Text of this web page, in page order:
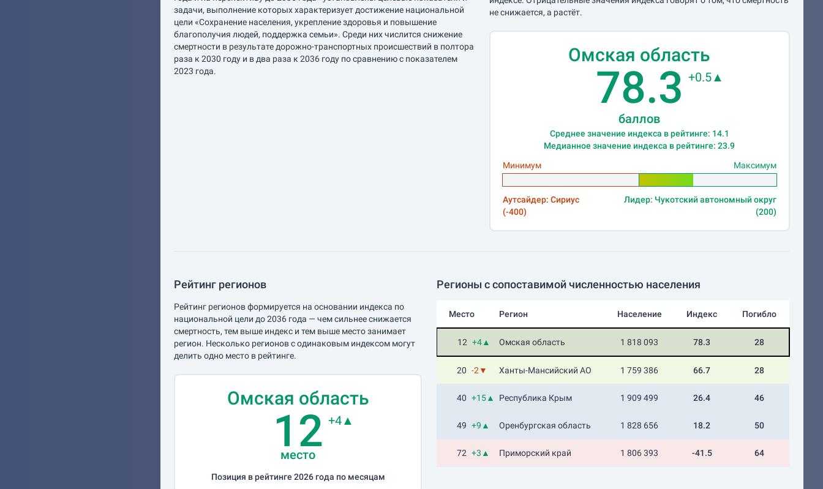
задачи, выполнение которых характеризует достижение национальной
цели «Сохранение населения, укрепление здоровья и повышение
благополучия людей, поддержка семьи». Среди них числится снижение
смертности в результате дорожно-транспортных происшествий в полтора
раза к 2030 году и в два раза к 2036 году по сравнению с показателем
2023 года.
не снижается, а растёт.
Омская область
78.3
баллов
+0.5▲
Среднее значение индекса в рейтинге: 14.1
Медианное значение индекса в рейтинге: 23.9
Минимум
Максимум
Аутсайдер: Сириус
(-400)
Лидер: Чукотский автономный округ
(200)
Рейтинг регионов
Рейтинг регионов формируется на основании индекса по
национальной цели до 2036 года — чем сильнее снижается
смертность, тем выше индекс и тем выше место занимает
регион. Несколько регионов с одинаковым индексом могут
делить одно место в рейтинге.
Омская область
12
место
+4▲
Позиция в рейтинге 2026 года по месяцам
Регионы с сопоставимой численностью населения
Место Регион Население Индекс Погибло
12 +4▲ Омская область 1 818 093 78.3 28
20 -2▼ Ханты-Мансийский АО 1 759 386 66.7 28
40 +15▲ Республика Крым 1 909 499 26.4 46
49 +9▲ Оренбургская область 1 828 656 18.2 50
72 +3▲ Приморский край 1 806 393 -41.5 64